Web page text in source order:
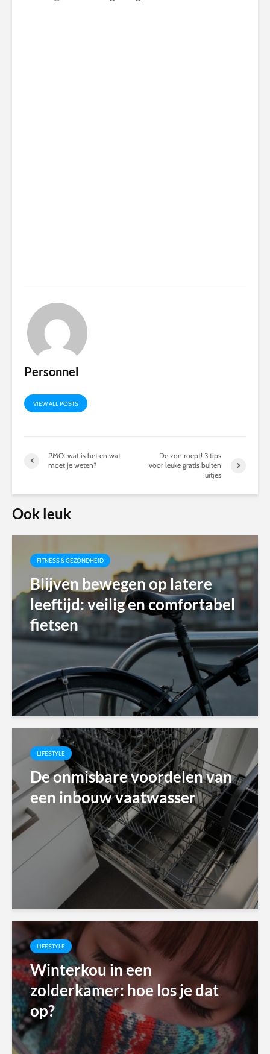
Personnel
VIEW ALL POSTS
PMO: wat is het en wat
moet je weten?
De zon roept! 3 tips
voor leuke gratis buiten
uitjes
Ook leuk
FITNESS & GEZONDHEID
Blijven bewegen op latere
leeftijd: veilig en comfortabel
fietsen
LIFESTYLE
De onmisbare voordelen van
een inbouw vaatwasser
LIFESTYLE
Winterkou in een
zolderkamer: hoe los je dat
op?